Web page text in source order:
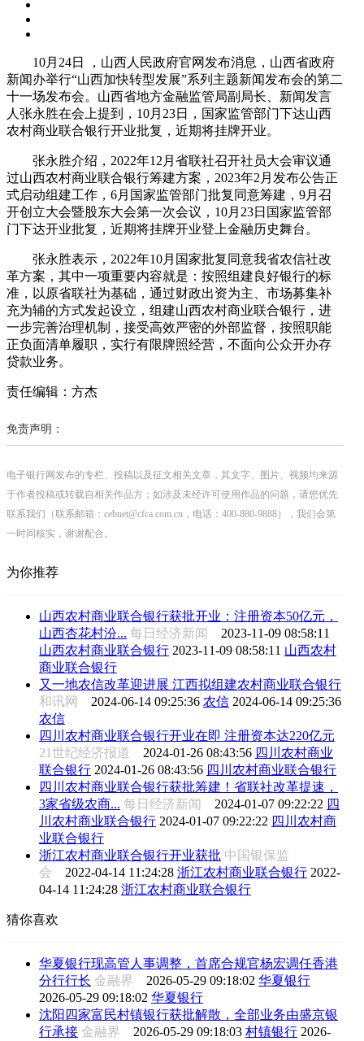
10月24日 ，山西人民政府官网发布消息，山西省政府
新闻办举行“山西加快转型发展”系列主题新闻发布会的第二
十一场发布会。山西省地方金融监管局副局长、新闻发言
人张永胜在会上提到，10月23日，国家监管部门下达山西
农村商业联合银行开业批复，近期将挂牌开业。
张永胜介绍，2022年12月省联社召开社员大会审议通
过山西农村商业联合银行筹建方案，2023年2月发布公告正
式启动组建工作，6月国家监管部门批复同意筹建，9月召
开创立大会暨股东大会第一次会议，10月23日国家监管部
门下达开业批复，近期将挂牌开业登上金融历史舞台。
张永胜表示，2022年10月国家批复同意我省农信社改
革方案，其中一项重要内容就是：按照组建良好银行的标
准，以原省联社为基础，通过财政出资为主、市场募集补
充为辅的方式发起设立，组建山西农村商业联合银行，进
一步完善治理机制，接受高效严密的外部监督，按照职能
正负面清单履职，实行有限牌照经营，不面向公众开办存
贷款业务。
责任编辑：方杰
免责声明：
电子银行网发布的专栏、投稿以及征文相关文章，其文字、图片、视频均来源
于作者投稿或转载自相关作品方；如涉及未经许可使用作品的问题，请您优先
联系我们（联系邮箱：cebnet@cfca.com.cn，电话：400-880-9888），我们会第
一时间核实，谢谢配合。
为你推荐
山西农村商业联合银行获批开业：注册资本50亿元，
山西杏花村汾... 每日经济新闻 2023-11-09 08:58:11
山西农村商业联合银行 2023-11-09 08:58:11 山西农村
商业联合银行
又一地农信改革迎进展 江西拟组建农村商业联合银行
和讯网 2024-06-14 09:25:36 农信 2024-06-14 09:25:36
农信
四川农村商业联合银行开业在即 注册资本达220亿元
21世纪经济报道 2024-01-26 08:43:56 四川农村商业
联合银行 2024-01-26 08:43:56 四川农村商业联合银行
四川农村商业联合银行获批筹建！省联社改革提速，
3家省级农商... 每日经济新闻 2024-01-07 09:22:22 四
川农村商业联合银行 2024-01-07 09:22:22 四川农村商
业联合银行
浙江农村商业联合银行开业获批 中国银保监
会 2022-04-14 11:24:28 浙江农村商业联合银行 2022-
04-14 11:24:28 浙江农村商业联合银行
猜你喜欢
华夏银行现高管人事调整，首席合规官杨宏调任香港
分行行长 金融界 2026-05-29 09:18:02 华夏银行
2026-05-29 09:18:02 华夏银行
沈阳四家富民村镇银行获批解散，全部业务由盛京银
行承接 金融界 2026-05-29 09:18:03 村镇银行 2026-